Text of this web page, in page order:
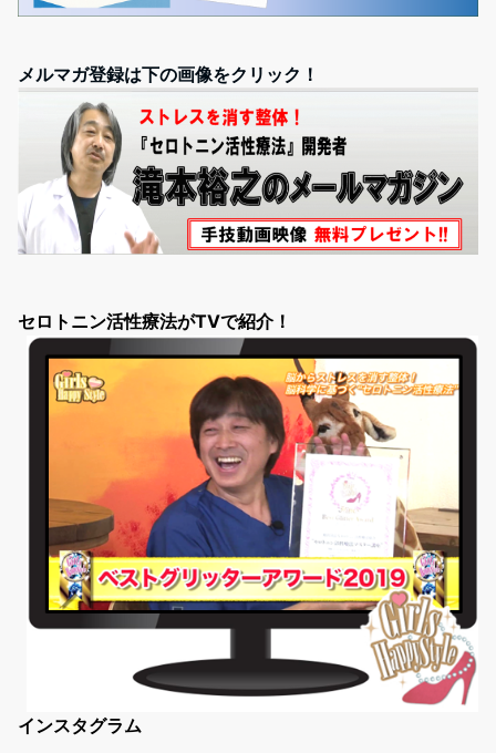
メルマガ登録は下の画像をクリック！
セロトニン活性療法がTVで紹介！
インスタグラム